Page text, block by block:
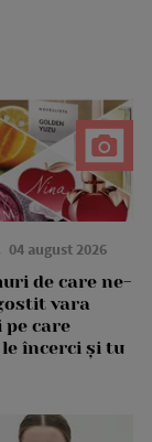
04 august 2026
de care ne-
vara
pe care
încerci și tu